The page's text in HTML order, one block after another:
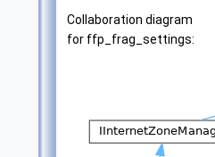
Collaboration diagram
for ffp_frag_settings: